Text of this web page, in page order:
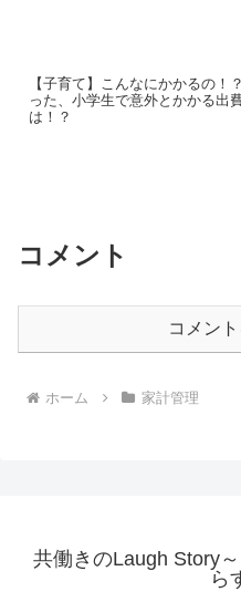
【子育て】こんなにかかるの！
った、小学生で意外とかかる出
は！？
コメント
コメン
ホーム 家計管理
共働きのLaugh Story
ら